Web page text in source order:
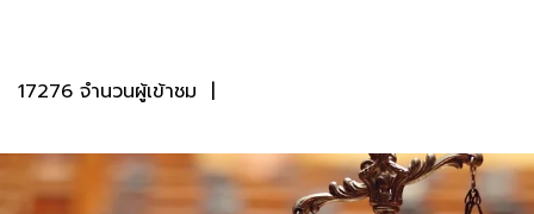
17276 จำนวนผู้เข้าชม |